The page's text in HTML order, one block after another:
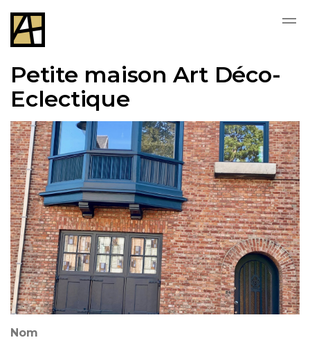
Petite maison Art Déco-
Eclectique
Nom